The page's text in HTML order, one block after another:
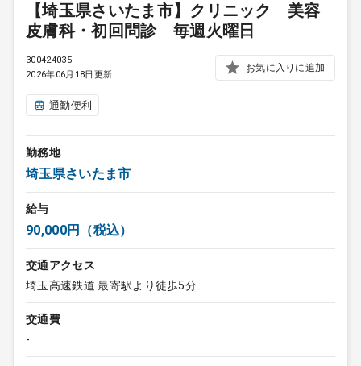
【埼玉県さいたま市】クリニック 美容
皮膚科・初回問診 毎週火曜日
300424035
2026年06月18日更新
お気に入りに追加
通勤便利
勤務地
埼玉県さいたま市
給与
90,000円（税込）
交通アクセス
埼玉高速鉄道 最寄駅より徒歩5分
交通費
-